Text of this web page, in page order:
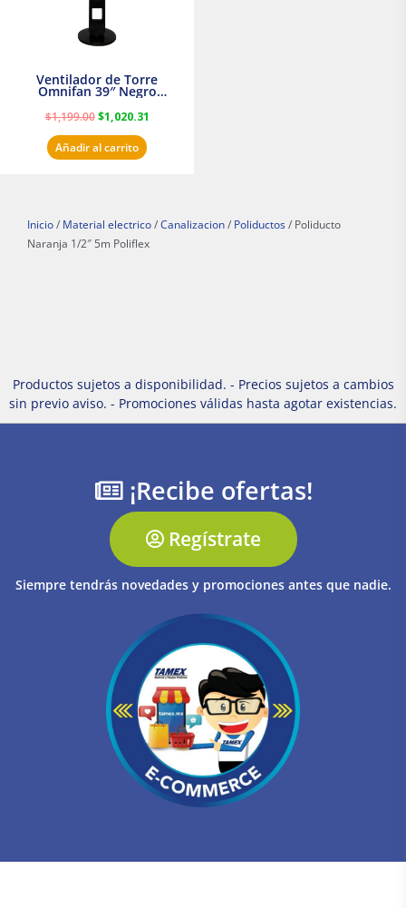
Ventilador de Torre
Omnifan 39″ Negro
$1,199.00 $1,020.31
Añadir al carrito
Inicio / Material electrico / Canalizacion / Poliductos / Poliducto
Naranja 1/2″ 5m Poliflex
Productos sujetos a disponibilidad. - Precios sujetos a cambios
sin previo aviso. - Promociones válidas hasta agotar existencias.
¡Recibe ofertas!
Regístrate
Siempre tendrás novedades y promociones antes que nadie.